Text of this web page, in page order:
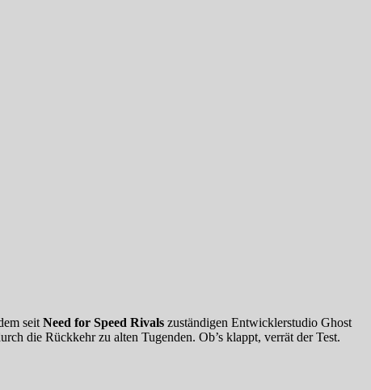
seit Need for Speed Rivals zuständigen Entwicklerstudio Ghost
die Rückkehr zu alten Tugenden. Ob’s klappt, verrät der Test.